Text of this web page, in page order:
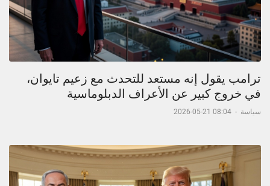
ترامب يقول إنه مستعد للتحدث مع زعيم تايوان،
في خروج كبير عن الأعراف الدبلوماسية
سياسة -
08:04 21-05-2026